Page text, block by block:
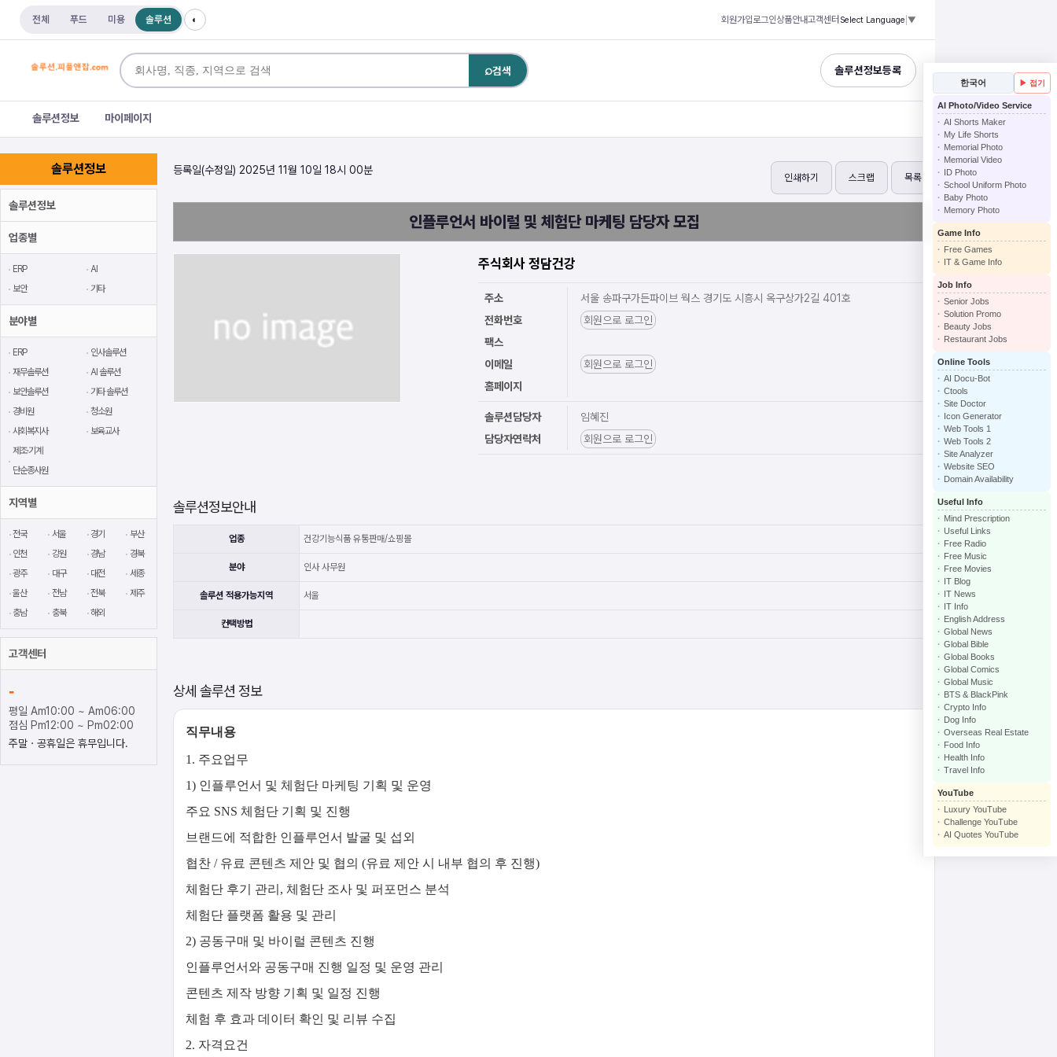
전체 푸드 미용 솔루션 ◐ 회원가입 로그인상품안내고객센터 Select Language ▼
⌕검색 솔루션정보등록
솔루션정보 마이페이지
솔루션정보
솔루션정보
업종별
ERP
AI
보안
기타
분야별
ERP
인사솔루션
재무솔루션
AI 솔루션
보안솔루션
기타 솔루션
경비원
청소원
사회복지사
보육교사
제조·기계
단순종사원
지역별
전국 서울 경기
부산
인천
강원 경남
경북
광주
대구 대전
세종
울산
전남 전북
제주
충남
충북 해외
고객센터
-
평일 Am10:00 ~ Am06:00
점심 Pm12:00 ~ Pm02:00
주말ㆍ공휴일은 휴무입니다.
등록일(수정일) 2025년 11월 10일 18시 00분
인쇄하기 스크랩 목록
인플루언서 바이럴 및 체험단 마케팅 담당자 모집
주식회사 정담건강
주소
서울 송파구가든파이브 웍스 경기도 시흥시 옥구상가2길 401호
전화번호
회원으로 로그인
팩스
이메일
회원으로 로그인
홈페이지
솔루션담당자
임혜진
담당자연락처
회원으로 로그인
솔루션정보안내
업종 건강기능식품 유통판매/쇼핑몰
분야 인사 사무원
솔루션 적용가능지역 서울
컨택방법
상세 솔루션 정보
직무내용
1. 주요업무
1) 인플루언서 및 체험단 마케팅 기획 및 운영
주요 SNS 체험단 기획 및 진행
브랜드에 적합한 인플루언서 발굴 및 섭외
협찬 / 유료 콘텐츠 제안 및 협의 (유료 제안 시 내부 협의 후 진행)
체험단 후기 관리, 체험단 조사 및 퍼포먼스 분석
체험단 플랫폼 활용 및 관리
2) 공동구매 및 바이럴 콘텐츠 진행
인플루언서와 공동구매 진행 일정 및 운영 관리
콘텐츠 제작 방향 기획 및 일정 진행
체험 후 효과 데이터 확인 및 리뷰 수집
2. 자격요건
한국어 ▶ 접기
AI Photo/Video Service
AI Shorts Maker
My Life Shorts
Memorial Photo
Memorial Video
ID Photo
School Uniform Photo
Baby Photo
Memory Photo
Game Info
Free Games
IT & Game Info
Job Info
Senior Jobs
Solution Promo
Beauty Jobs
Restaurant Jobs
Online Tools
AI Docu-Bot
Ctools
Site Doctor
Icon Generator
Web Tools 1
Web Tools 2
Site Analyzer
Website SEO
Domain Availability
Useful Info
Mind Prescription
Useful Links
Free Radio
Free Music
Free Movies
IT Blog
IT News
IT Info
English Address
Global News
Global Bible
Global Books
Global Comics
Global Music
BTS & BlackPink
Crypto Info
Dog Info
Overseas Real Estate
Food Info
Health Info
Travel Info
YouTube
Luxury YouTube
Challenge YouTube
AI Quotes YouTube